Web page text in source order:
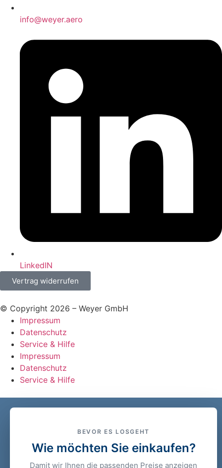
info@weyer.aero
LinkedIN
Vertrag widerrufen
© Copyright 2026 – Weyer GmbH
Impressum
Datenschutz
Service & Hilfe
Impressum
Datenschutz
Service & Hilfe
BEVOR ES LOSGEHT
Wie möchten Sie einkaufen?
Damit wir Ihnen die passenden Preise anzeigen